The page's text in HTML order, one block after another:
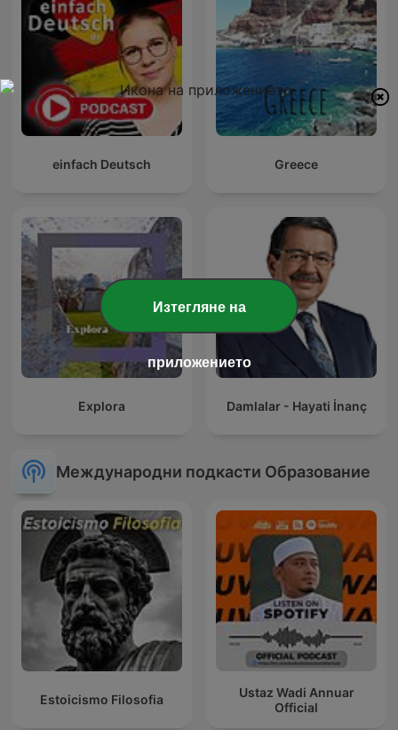
einfach Deutsch Greece
Explora Damlalar - Hayati İnanç
Международни подкасти Образование
Estoicismo Filosofia
Ustaz Wadi Annuar
Official
Изтегляне на
приложението